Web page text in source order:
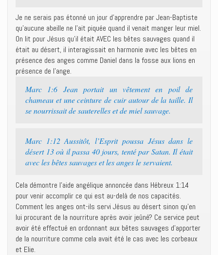
Je ne serais pas étonné un jour d’apprendre par Jean-Baptiste
qu’aucune abeille ne l’ait piquée quand il venait manger leur miel.
On lit pour Jésus qu’il était AVEC les bêtes sauvages quand il
était au désert, il interagissait en harmonie avec les bêtes en
présence des anges comme Daniel dans la fosse aux lions en
présence de l’ange.
Marc 1:6 Jean portait un vêtement en poil de
chameau et une ceinture de cuir autour de la taille. Il
se nourrissait de sauterelles et de miel sauvage.
Marc 1:12 Aussitôt, l’Esprit poussa Jésus dans le
désert 13 où il passa 40 jours, tenté par Satan. Il était
avec les bêtes sauvages et les anges le servaient.
Cela démontre l’aide angélique annoncée dans Hébreux 1:14
pour venir accomplir ce qui est au-delà de nos capacités.
Comment les anges ont-ils servi Jésus au désert sinon qu’en
lui procurant de la nourriture après avoir jeûné? Ce service peut
avoir été effectué en ordonnant aux bêtes sauvages d’apporter
de la nourriture comme cela avait été le cas avec les corbeaux
et Elie.